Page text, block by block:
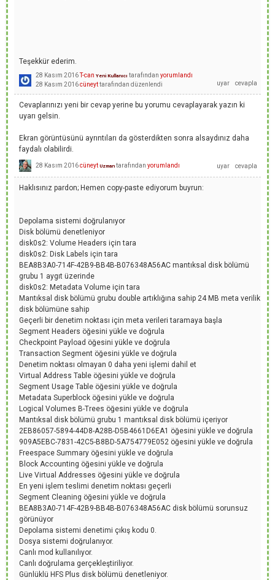
Teşekkür ederim.
28 Kasım 2016T-can Yeni Kullanıcı tarafından yorumlandı
28 Kasım 2016cüneyttarafından düzenlendi
Cevaplarınızı yeni bir cevap yerine bu yorumu cevaplayarak yazın ki
uyarı gelsin.
Ekran görüntüsünü ayrıntıları da gösterdikten sonra alsaydınız daha
faydalı olabilirdi.
28 Kasım 2016cüneyt Uzman tarafından yorumlandı
Haklısınız pardon; Hemen copy-paste ediyorum buyrun:
Depolama sistemi doğrulanıyor
Disk bölümü denetleniyor
disk0s2: Volume Headers için tara
disk0s2: Disk Labels için tara
BEA8B3A0-714F-42B9-BB4B-B076348A56AC mantıksal disk bölümü
grubu 1 aygıt üzerinde
disk0s2: Metadata Volume için tara
Mantıksal disk bölümü grubu double artıklığına sahip 24 MB meta verilik
disk bölümüne sahip
Geçerli bir denetim noktası için meta verileri taramaya başla
Segment Headers öğesini yükle ve doğrula
Checkpoint Payload öğesini yükle ve doğrula
Transaction Segment öğesini yükle ve doğrula
Denetim noktası olmayan 0 daha yeni işlemi dahil et
Virtual Address Table öğesini yükle ve doğrula
Segment Usage Table öğesini yükle ve doğrula
Metadata Superblock öğesini yükle ve doğrula
Logical Volumes B-Trees öğesini yükle ve doğrula
Mantıksal disk bölümü grubu 1 mantıksal disk bölümü içeriyor
2EB86057-5894-44D8-A28B-D5B4661D6EA1 öğesini yükle ve doğrula
909A5EBC-7831-42C5-B8BD-5A754779E052 öğesini yükle ve doğrula
Freespace Summary öğesini yükle ve doğrula
Block Accounting öğesini yükle ve doğrula
Live Virtual Addresses öğesini yükle ve doğrula
En yeni işlem teslimi denetim noktası geçerli
Segment Cleaning öğesini yükle ve doğrula
BEA8B3A0-714F-42B9-BB4B-B076348A56AC disk bölümü sorunsuz
görünüyor
Depolama sistemi denetimi çıkış kodu 0.
Dosya sistemi doğrulanıyor.
Canlı mod kullanılıyor.
Canlı doğrulama gerçekleştiriliyor.
Günlüklü HFS Plus disk bölümü denetleniyor.